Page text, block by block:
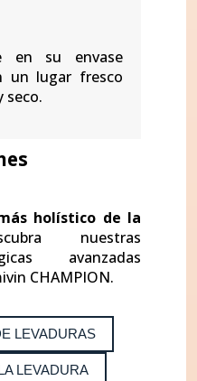
en su envase
un lugar fresco
seco.
holístico de la
nuestras
avanzadas
CHAMPION.
LEVADURAS
LEVADURA